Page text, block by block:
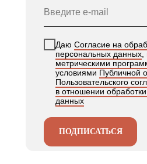
Даю Согласие на
персональных данных,
метрическими
условиямиПубличной
Пользовательского
в отношении
данных
ПОДПИСАТЬСЯ